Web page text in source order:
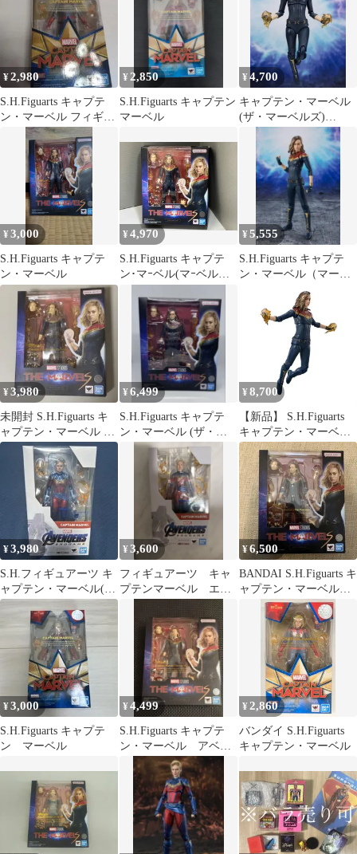
¥2,980
S.H.Figuarts キャプテ
ン・マーベル フィギュ
¥ 2,850
S.H.Figuarts キャプテン
マーベル
¥4,700
キャプテン・マーベル
(ザ・マーベルズ)
S.H.Figuarts
¥3,000
S.H.Figuarts キャプテ
ン・マーベル
¥4,970
S.H.Figuarts キャプテ
ン･マｰベル(マｰベルズ)
¥5,555
S.H.Figuarts キャプテ
ン・マーベル（マーベ
¥3,980
未開封 S.H.Figuarts キ
ャプテン・マーベル フ
ィギュアーツ
¥6,499
S.H.Figuarts キャプテ
ン・マーベル (ザ・マ
ーベルズ) 新品・未開
¥ 8,700
【新品】 S.H.Figuarts
キャプテン・マーベル
(マーベルズ) 塗装済み
フィギュア 倉庫
¥3,980
S.H.フィギュアーツ キ
ャプテン・マーベル(ア
ベンジャーズ/エンドゲ
¥3,600
フィギュアーツ キャ
プテンマーベル エン
¥6,500
BANDAI S.H.Figuarts キ
ャプテン・マーベル
(ザ・マーベルズ)
¥3,000
S.H.Figuarts キャプテ
ン マーベル
¥4,499
S.H.Figuarts キャプテ
ン・マーベル アベン
ジャーズ フィギュア
¥ 2,860
バンダイ S.H.Figuarts
キャプテン・マーベル